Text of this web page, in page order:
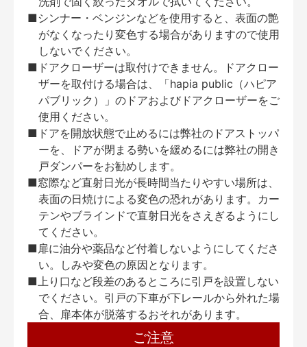
■シンナー・ベンジンなどを使用すると、表面の艶
がなくなったり変色する場合がありますので使用
しないでください。
■ドアクローザーは取付けできません。ドアクロー
ザーを取付ける場合は、「hapia public（ハピア
パブリック）」のドアおよびドアクローザーをご
使用ください。
■ドアを開放状態で止めるには弊社のドアストッパ
ーを、ドアが閉まる勢いを緩めるには弊社の開き
戸ダンパーをお勧めします。
■窓際など直射日光が長時間当たりやすい場所は、
表面の日焼けによる変色の恐れがあります。カー
テンやブラインドで直射日光をさえぎるようにし
てください。
■扉に油分や薬品など付着しないようにしてくださ
い。しみや変色の原因となります。
■上り口など段差のあるところに引戸を設置しない
でください。引戸の下車が下レールから外れた場
合、扉本体が脱落するおそれがあります。
ご注意